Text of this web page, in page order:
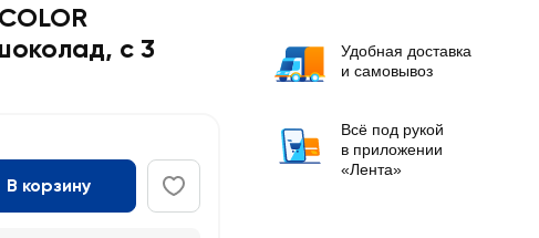
с 3
В корзину
Удобная доставка
и самовывоз
Всё под рукой
в приложении
«Лента»